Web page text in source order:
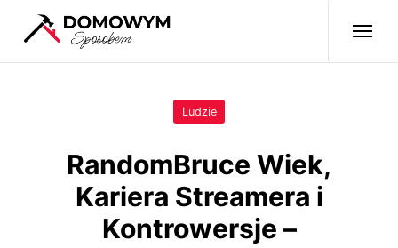
Ludzie
RandomBruce Wiek,
Kariera Streamera i
Kontrowersje –